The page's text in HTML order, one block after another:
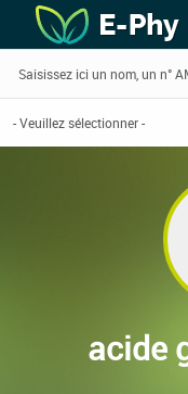
acide